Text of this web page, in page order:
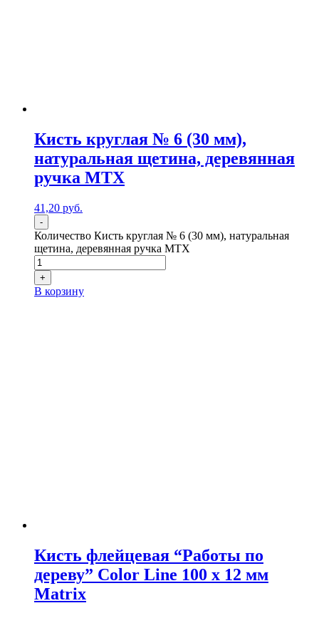
Кисть круглая № 6 (30 мм),
натуральная щетина, деревянная
ручка MTX
41,20 руб.
-
Количество Кисть круглая № 6 (30 мм), натуральная
щетина, деревянная ручка MTX
+
В корзину
Кисть флейцевая “Работы по
дереву” Color Line 100 х 12 мм
Matrix